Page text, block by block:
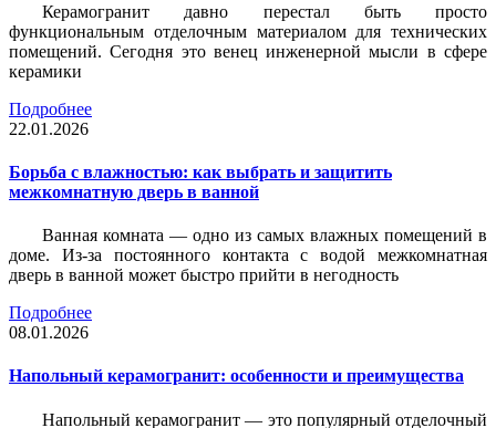
Керамогранит давно перестал быть просто
функциональным отделочным материалом для технических
помещений. Сегодня это венец инженерной мысли в сфере
керамики
Подробнее
22.01.2026
Борьба с влажностью: как выбрать и защитить
межкомнатную дверь в ванной
Ванная комната — одно из самых влажных помещений в
доме. Из-за постоянного контакта с водой межкомнатная
дверь в ванной может быстро прийти в негодность
Подробнее
08.01.2026
Напольный керамогранит: особенности и преимущества
Напольный керамогранит — это популярный отделочный